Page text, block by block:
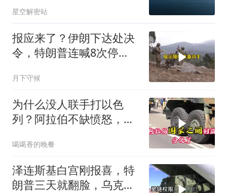
越被动
星空解密站
报应来了？伊朗下达处决
令，特朗普连喊8次停
月下守候
为什么没人联手打以色
列？阿拉伯不缺愤怒，缺
噶噶香的晚餐
泽连斯基白宫刚报喜，特
朗普三天就翻脸，乌克兰